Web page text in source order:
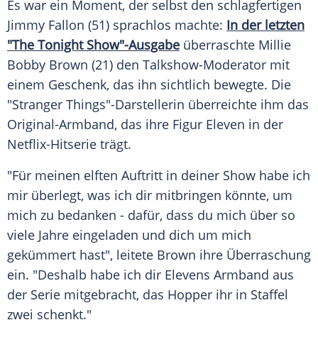
Es war ein Moment, der selbst den schlagfertigen
Jimmy Fallon (51) sprachlos machte: In der letzten
"The Tonight Show"-Ausgabe überraschte Millie
Bobby Brown (21) den Talkshow-Moderator mit
einem Geschenk, das ihn sichtlich bewegte. Die
"Stranger Things"-Darstellerin überreichte ihm das
Original-Armband, das ihre Figur Eleven in der
Netflix-Hitserie trägt.
"Für meinen elften Auftritt in deiner Show habe ich
mir überlegt, was ich dir mitbringen könnte, um
mich zu bedanken - dafür, dass du mich über so
viele Jahre eingeladen und dich um mich
gekümmert hast", leitete Brown ihre Überraschung
ein. "Deshalb habe ich dir Elevens Armband aus
der Serie mitgebracht, das Hopper ihr in Staffel
zwei schenkt."